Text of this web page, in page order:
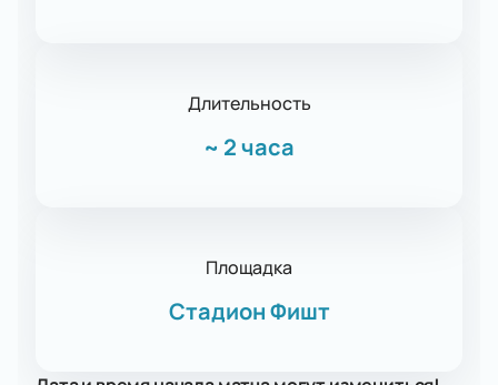
Длительность
~ 2 часа
Площадка
Стадион Фишт